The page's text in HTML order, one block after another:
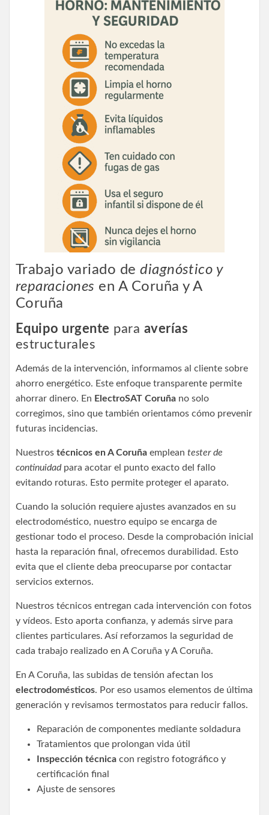
Trabajo variado dediagnóstico y
reparaciones en A Coruña y A
Coruña
Equipo urgente para averías
estructurales
Además de la intervención, informamos al cliente sobre
ahorro energético. Este enfoque transparente permite
ahorrar dinero. En ElectroSAT Coruña no solo
corregimos, sino que también orientamos cómo prevenir
futuras incidencias.
Nuestros técnicos en A Coruña emplean tester de
continuidadpara acotar el punto exacto del fallo
evitando roturas. Esto permite proteger el aparato.
Cuando la solución requiere ajustes avanzados en su
electrodoméstico, nuestro equipo se encarga de
gestionar todo el proceso. Desde la comprobación inicial
hasta la reparación final, ofrecemos durabilidad. Esto
evita que el cliente deba preocuparse por contactar
servicios externos.
Nuestros técnicos entregan cada intervención con fotos
y vídeos. Esto aporta confianza, y además sirve para
clientes particulares. Así reforzamos la seguridad de
cada trabajo realizado en A Coruña y A Coruña.
En A Coruña, las subidas de tensión afectan los
electrodomésticos. Por eso usamos elementos de última
generación y revisamos termostatos para reducir fallos.
Reparación de componentes mediante soldadura
Tratamientos que prolongan vida útil
Inspección técnica con registro fotográfico y
certificación final
Ajuste de sensores